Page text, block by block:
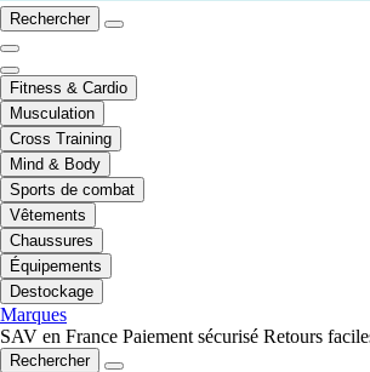
Rechercher
Fitness & Cardio
Musculation
Cross Training
Mind & Body
Sports de combat
Vêtements
Chaussures
Équipements
Destockage
Marques
SAV en France Paiement sécurisé Retours
Rechercher